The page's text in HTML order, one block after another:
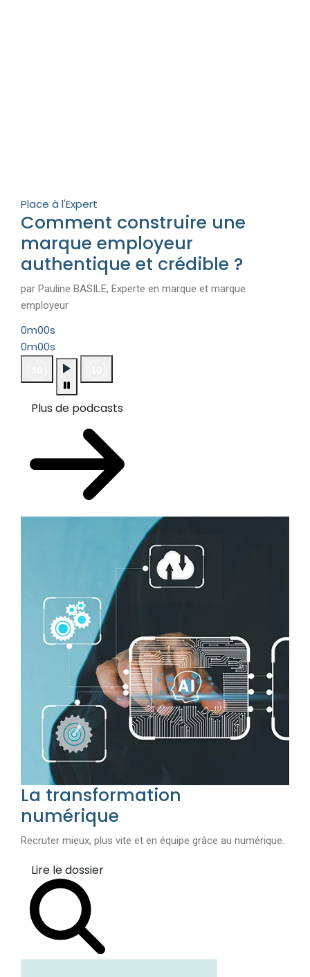
Place à l'Expert
Comment construire une
marque employeur
authentique et crédible ?
par Pauline BASILE, Experte en marque et marque
employeur
0m00s
0m00s
Plus de podcasts
La transformation
numérique
Recruter mieux, plus vite et en équipe grâce au numérique.
Lire le dossier